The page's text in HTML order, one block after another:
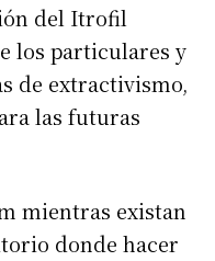
del Itrofil
los particulares y
de extractivismo,
las futuras
mientras existan
donde hacer